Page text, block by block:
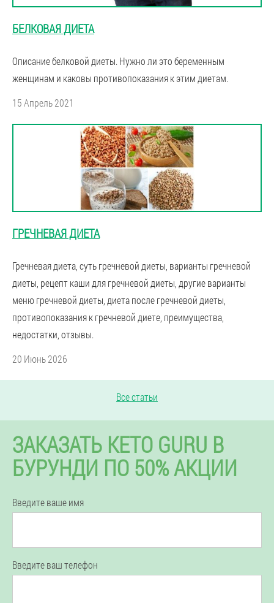
БЕЛКОВАЯ ДИЕТА
Описание белковой диеты. Нужно ли это беременным
женщинам и каковы противопоказания к этим диетам.
15 Апрель 2021
ГРЕЧНЕВАЯ ДИЕТА
Гречневая диета, суть гречневой диеты, варианты гречневой
диеты, рецепт каши для гречневой диеты, другие варианты
меню гречневой диеты, диета после гречневой диеты,
противопоказания к гречневой диете, преимущества,
недостатки, отзывы.
20 Июнь 2026
Все статьи
ЗАКАЗАТЬ KETO GURU В
БУРУНДИ ПО 50% АКЦИИ
Введите ваше имя
Введите ваш телефон